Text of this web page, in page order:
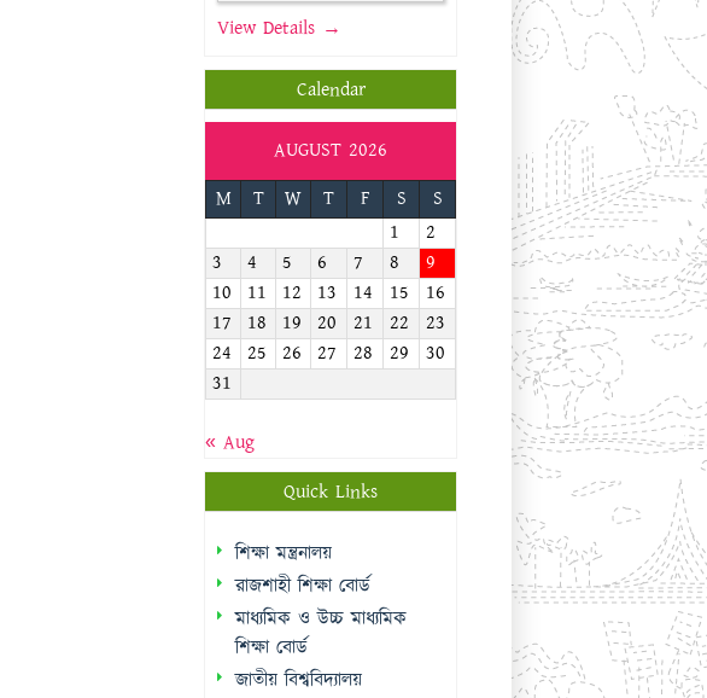
View Details →
Calendar
AUGUST 2026
M
T W T F S
S
1
2
3
4 5 6 7 8
9
10
11 12 13 14 15
16
17
18 19 20 21 22
23
24
25 26 27 28 29
30
31
« Aug
Quick Links
শিক্ষা মন্ত্রনালয়
রাজশাহী শিক্ষা বোর্ড
মাধ্যমিক ও উচ্চ মাধ্যমিক
শিক্ষা বোর্ড
জাতীয় বিশ্ববিদ্যালয়